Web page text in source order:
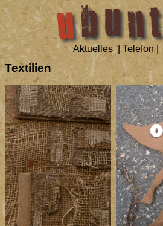
Aktuelles| Telefon|
Textilien